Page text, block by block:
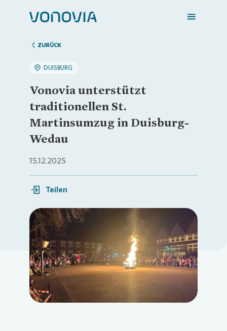
Zuhause finden
Mein Zuhause
Meine Stadt
Login
ZURÜCK
DUISBURG
Vonovia unterstützt
traditionellen St.
Martinsumzug in Duisburg-
Wedau
15.12.2025
Teilen
Loading...